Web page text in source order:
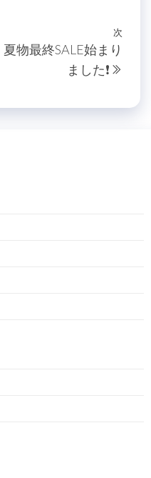
次
次
夏物最終SALE始まり
ました❗️